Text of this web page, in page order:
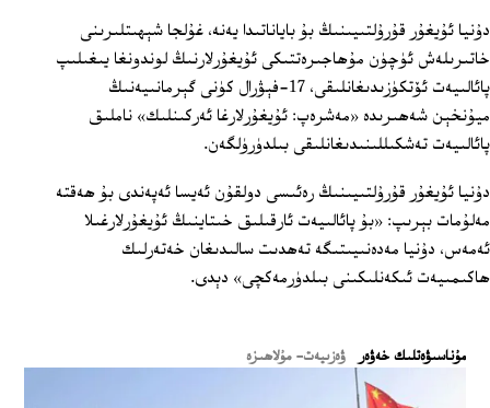
دۇنيا ئۇيغۇر قۇرۇلتىيىنىڭ بۇ باياناتىدا يەنە، غۇلجا شېھىتلىرىنى
خاتىرىلەش ئۈچۈن مۇھاجىرەتتىكى ئۇيغۇرلارنىڭ لوندونغا يىغىلىپ
پائالىيەت ئۆتكۈزىدىغانلىقى، 17-فېۋرال كۈنى گېرمانىيەنىڭ
ميۇنخېن شەھىرىدە «مەشرەپ: ئۇيغۇرلارغا ئەركىنلىك» ناملىق
پائالىيەت تەشكىللىنىدىغانلىقى بىلدۈرۈلگەن.
دۇنيا ئۇيغۇر قۇرۇلتىيىنىڭ رەئىسى دولقۇن ئەيسا ئەپەندى بۇ ھەقتە
مەلۇمات بېرىپ: «بۇ پائالىيەت ئارقىلىق خىتاينىڭ ئۇيغۇرلارغىلا
ئەمەس، دۇنيا مەدەنىيىتىگە تەھدىت سالىدىغان خەتەرلىك
ھاكىمىيەت ئىكەنلىكىنى بىلدۈرمەكچى» دېدى.
ﻣﯘﻧﺎﺳﯩﯟﻩﺗﻠﯩﻚ ﺧﻪﯞﻩﺭ ۋەزىيەت- مۇلاھىزە